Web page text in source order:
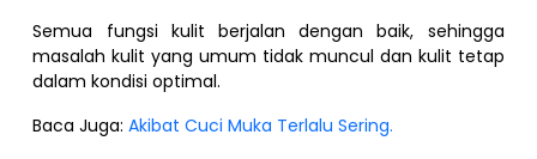
Semua fungsi kulit berjalan dengan baik, sehingga
masalah kulit yang umum tidak muncul dan kulit tetap
dalam kondisi optimal.
Baca Juga:Akibat Cuci Muka Terlalu Sering.